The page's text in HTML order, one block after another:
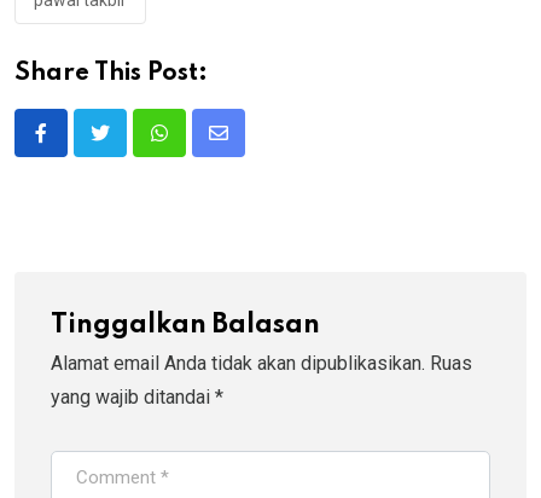
Share This Post:
WhatsappShare
Tinggalkan Balasan
Alamat email Anda tidak akan dipublikasikan. Ruas
yang wajib ditandai *